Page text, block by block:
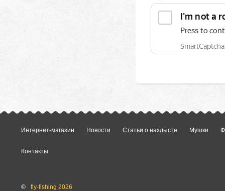
Интернет-магазин Новости Статьи о нахлысте Мушки
Контакты
©
fly-fishing 2026